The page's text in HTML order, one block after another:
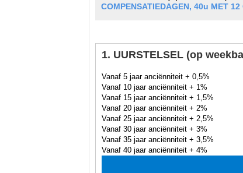
COMPENSATIEDAGEN, 40u MET
1. UURSTELSEL (op
Vanaf 5 jaar anciënniteit + 0,5%
Vanaf 10 jaar anciënniteit + 1%
Vanaf 15 jaar anciënniteit + 1,5%
Vanaf 20 jaar anciënniteit + 2%
Vanaf 25 jaar anciënniteit + 2,5%
Vanaf 30 jaar anciënniteit + 3%
Vanaf 35 jaar anciënniteit + 3,5%
Vanaf 40 jaar anciënniteit + 4%